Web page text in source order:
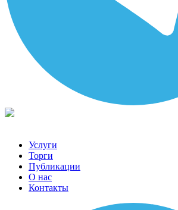
Услуги
Торги
Публикации
О нас
Контакты